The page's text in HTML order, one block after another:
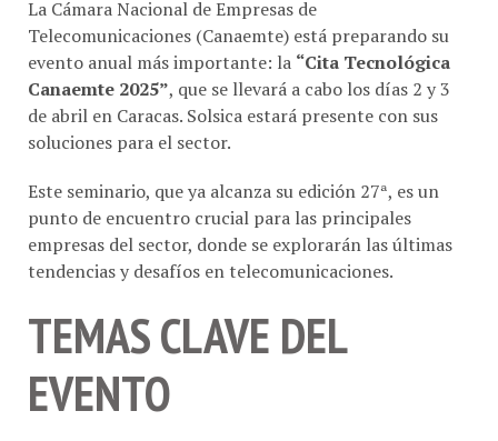
Telecomunicaciones (Canaemte) está preparando su
evento anual más importante: la“Cita Tecnológica
Canaemte 2025”, que se llevará a cabo los días 2 y 3
de abril en Caracas. Solsica estará presente con sus
soluciones para el sector.
punto de encuentro crucial para las principales
empresas del sector, donde se explorarán las últimas
tendencias y desafíos en telecomunicaciones.
TEMAS CLAVE DEL
EVENTO